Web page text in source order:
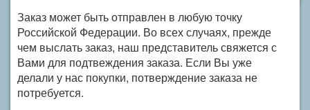
Заказ может быть отправлен в любую точку
Российской Федерации. Во всех случаях, прежде
чем выслать заказ, наш представитель свяжется с
Вами для подтвеждения заказа. Если Вы уже
делали у нас покупки, потверждение заказа не
потребуется.